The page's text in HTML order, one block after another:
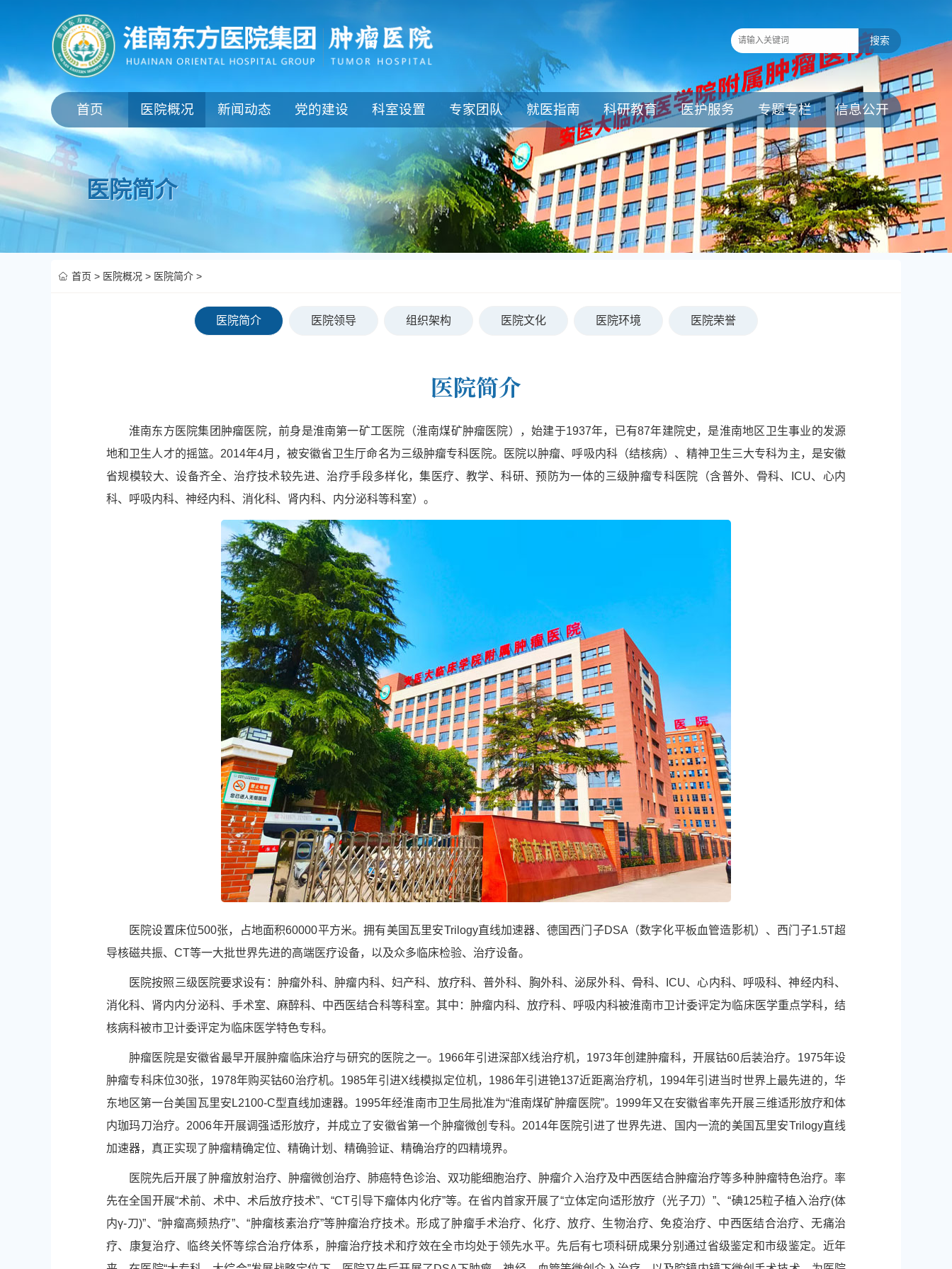
首页 医院概况 新闻动态 党的建设 科室设置 专家团队 就医指南 科研教育 医护服务 专题专栏 信息公开
医院简介
首页 > 医院概况 > 医院简介 >
医院简介 医院领导 组织架构 医院文化 医院环境 医院荣誉
医院简介
淮南东方医院集团肿瘤医院，前身是淮南第一矿工医院（淮南煤矿肿瘤医院），始建于1937年，已有87年建院史，是淮南地区卫生事业的发源
地和卫生人才的摇篮。2014年4月，被安徽省卫生厅命名为三级肿瘤专科医院。医院以肿瘤、呼吸内科（结核病）、精神卫生三大专科为主，是安徽
省规模较大、设备齐全、治疗技术较先进、治疗手段多样化，集医疗、教学、科研、预防为一体的三级肿瘤专科医院（含普外、骨科、ICU、心内
科、呼吸内科、神经内科、消化科、肾内科、内分泌科等科室）。
医院设置床位500张，占地面积60000平方米。拥有美国瓦里安Trilogy直线加速器、德国西门子DSA（数字化平板血管造影机）、西门子1.5T超
导核磁共振、CT等一大批世界先进的高端医疗设备，以及众多临床检验、治疗设备。
医院按照三级医院要求设有：肿瘤外科、肿瘤内科、妇产科、放疗科、普外科、胸外科、泌尿外科、骨科、ICU、心内科、呼吸科、神经内科、
消化科、肾内内分泌科、手术室、麻醉科、中西医结合科等科室。其中：肿瘤内科、放疗科、呼吸内科被淮南市卫计委评定为临床医学重点学科，结
核病科被市卫计委评定为临床医学特色专科。
肿瘤医院是安徽省最早开展肿瘤临床治疗与研究的医院之一。1966年引进深部X线治疗机，1973年创建肿瘤科，开展钴60后装治疗。1975年设
肿瘤专科床位30张，1978年购买钴60治疗机。1985年引进X线模拟定位机，1986年引进铯137近距离治疗机，1994年引进当时世界上最先进的，华
东地区第一台美国瓦里安L2100-C型直线加速器。1995年经淮南市卫生局批准为“淮南煤矿肿瘤医院”。1999年又在安徽省率先开展三维适形放疗和体
内珈玛刀治疗。2006年开展调强适形放疗，并成立了安徽省第一个肿瘤微创专科。2014年医院引进了世界先进、国内一流的美国瓦里安Trilogy直线
加速器，真正实现了肿瘤精确定位、精确计划、精确验证、精确治疗的四精境界。
医院先后开展了肿瘤放射治疗、肿瘤微创治疗、肺癌特色诊治、双功能细胞治疗、肿瘤介入治疗及中西医结合肿瘤治疗等多种肿瘤特色治疗。率
先在全国开展“术前、术中、术后放疗技术”、“CT引导下瘤体内化疗”等。在省内首家开展了“立体定向适形放疗（光子刀）”、“碘125粒子植入治疗(体
内γ-刀)”、“肿瘤高频热疗”、“肿瘤核素治疗”等肿瘤治疗技术。形成了肿瘤手术治疗、化疗、放疗、生物治疗、免疫治疗、中西医结合治疗、无痛治
疗、康复治疗、临终关怀等综合治疗体系，肿瘤治疗技术和疗效在全市均处于领先水平。先后有七项科研成果分别通过省级鉴定和市级鉴定。近年